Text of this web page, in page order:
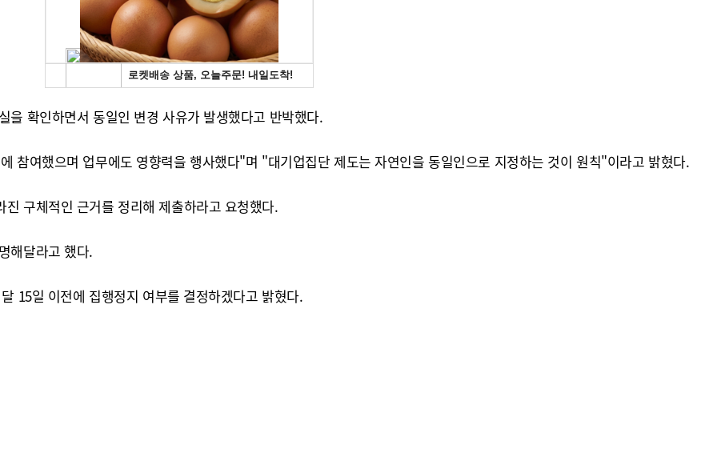
확인하면서 동일인 변경 사유가 발생했다고 반박했다.
참여했으며 업무에도 영향력을 행사했다"며 "대기업집단 제도는 자연인을 동일인으로 지정하는 것이 원칙"이라고 밝혔다.
구체적인 근거를 정리해 제출하라고 요청했다.
해달라고 했다.
15일 이전에 집행정지 여부를 결정하겠다고 밝혔다.